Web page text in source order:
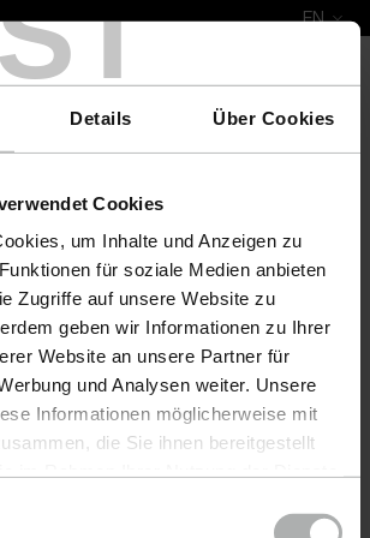
Details Über Cookies
Cookies
um Inhalte und Anzeigen zu
für soziale Medien anbieten
Zugriffe auf unsere Website zu
geben wir Informationen zu Ihrer
Website an unsere Partner für
und Analysen weiter. Unsere
Informationen möglicherweise mit
die Sie ihnen bereitgestellt
Cookies finden Sie unter
EN
Leather Fresh 100 ml Bali